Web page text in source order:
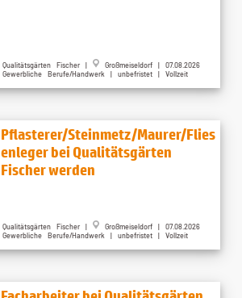
Qualitätsgärten Fischer |
Großmeiseldorf | 07.08.2026
Gewerbliche Berufe/Handwerk | unbefristet | Vollzeit
Pflasterer/Steinmetz/Maurer/Flies
enleger bei Qualitätsgärten
Fischer werden
Qualitätsgärten Fischer |
Großmeiseldorf | 07.08.2026
Gewerbliche Berufe/Handwerk | unbefristet | Vollzeit